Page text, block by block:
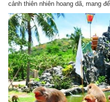
cảnh thiên nhiên hoang dã, mang